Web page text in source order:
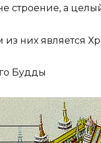
строение, а
них является
Будды